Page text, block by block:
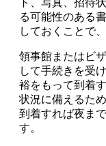
ト、写真、招待
る可能性のある
しておくことで
領事館またはビ
して手続きを受
裕をもって到着
状況に備えるた
到着すれば夜ま
す。